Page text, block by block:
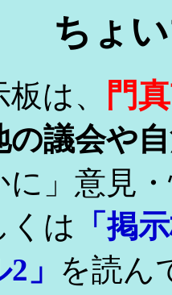
ちょ
は、
門
の議会や
に」意見
くは
「掲
」 を読ん